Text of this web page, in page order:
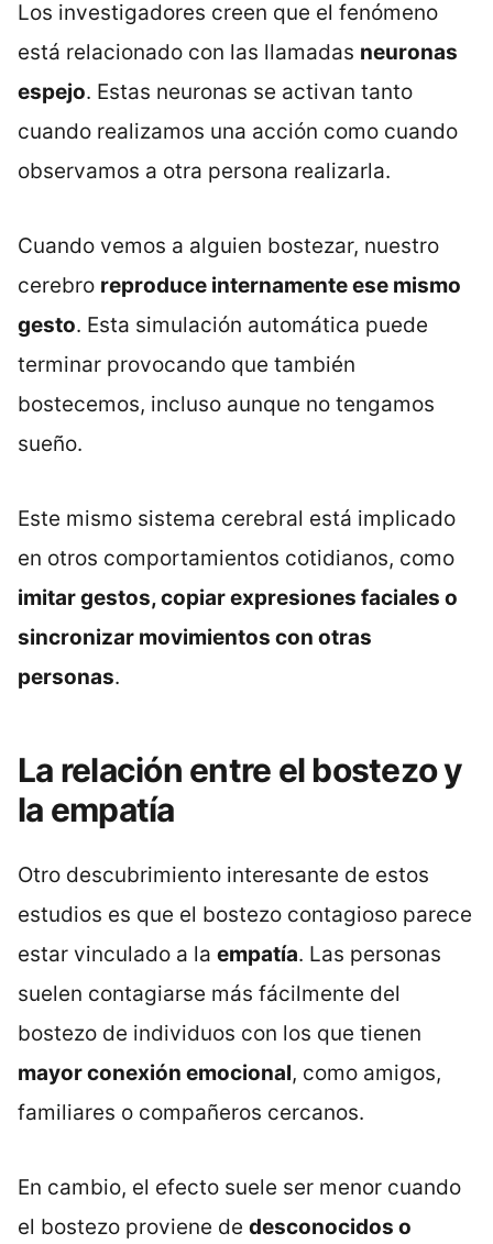
Los investigadores creen que el fenómeno
está relacionado con las llamadas neuronas
espejo. Estas neuronas se activan tanto
cuando realizamos una acción como cuando
observamos a otra persona realizarla.
Cuando vemos a alguien bostezar, nuestro
cerebro reproduce internamente ese mismo
gesto. Esta simulación automática puede
terminar provocando que también
bostecemos, incluso aunque no tengamos
sueño.
Este mismo sistema cerebral está implicado
en otros comportamientos cotidianos, como
imitar gestos, copiar expresiones faciales o
sincronizar movimientos con otras
personas.
La relación entre el bostezo y
la empatía
Otro descubrimiento interesante de estos
estudios es que el bostezo contagioso parece
estar vinculado a la empatía. Las personas
suelen contagiarse más fácilmente del
bostezo de individuos con los que tienen
mayor conexión emocional, como amigos,
familiares o compañeros cercanos.
En cambio, el efecto suele ser menor cuando
el bostezo proviene de desconocidos o